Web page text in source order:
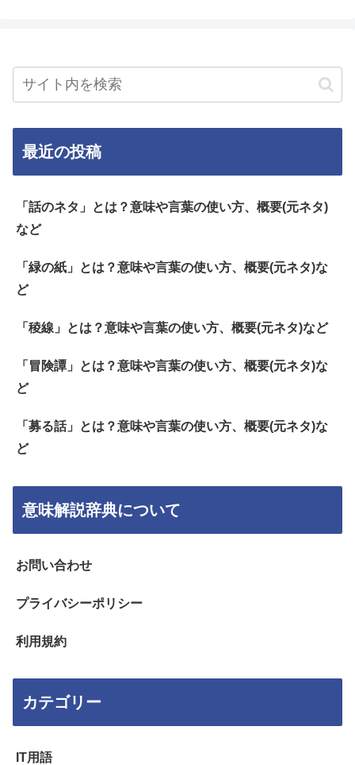
最近の投稿
「話のネタ」とは？意味や言葉の使い方、概要(元ネタ)
など
「緑の紙」とは？意味や言葉の使い方、概要(元ネタ)な
ど
「稜線」とは？意味や言葉の使い方、概要(元ネタ)など
「冒険譚」とは？意味や言葉の使い方、概要(元ネタ)な
ど
「募る話」とは？意味や言葉の使い方、概要(元ネタ)な
ど
意味解説辞典について
お問い合わせ
プライバシーポリシー
利用規約
カテゴリー
IT用語